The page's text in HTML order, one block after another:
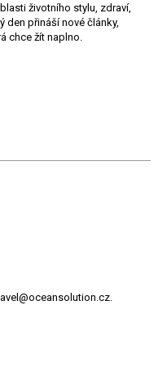
životního stylu, zdraví,
den přináší nové články,
chce žít naplno.